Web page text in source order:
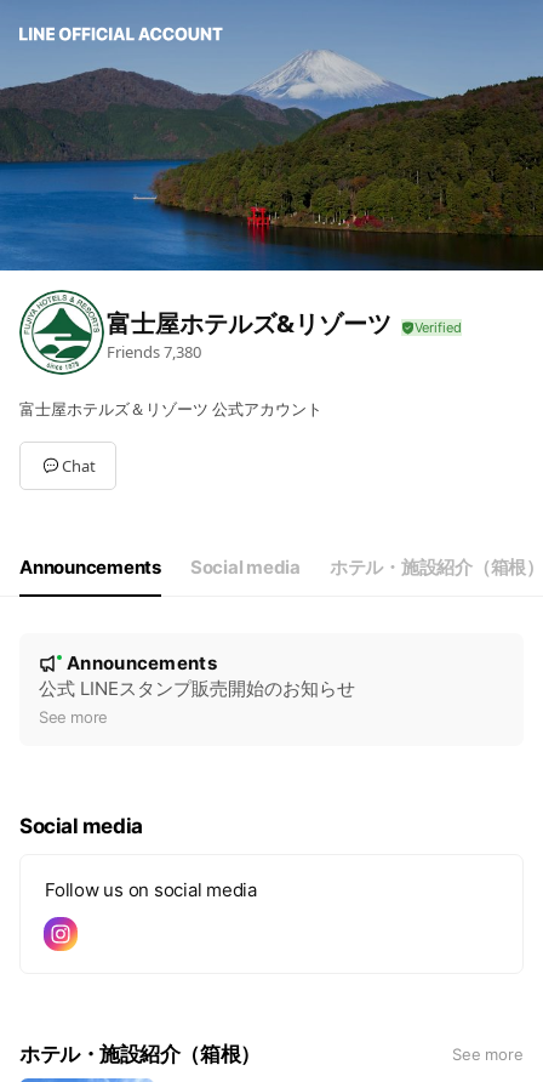
富士屋ホテルズ&リゾーツ
Friends7,380
富士屋ホテルズ＆リゾーツ 公式アカウント
Chat
Announcements Social media ホテル・施設紹介（箱根）
e
New
Announcements
公式 LINEスタンプ販売開始のお知らせ
See more
Social media
Follow us on social media
ホテル・施設紹介（箱根） See more